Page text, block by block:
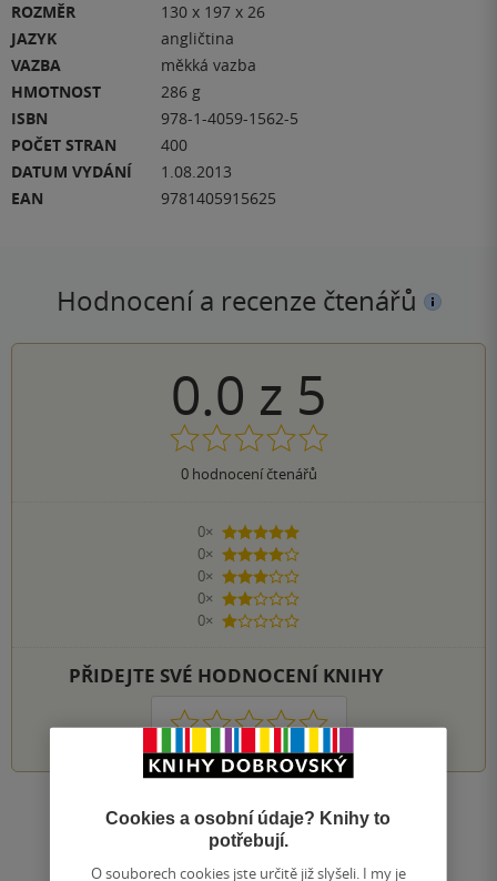
ROZMĚR
130 x 197 x 26
JAZYK
angličtina
VAZBA
měkká vazba
HMOTNOST
286 g
ISBN
978-1-4059-1562-5
POČET STRAN
400
DATUM VYDÁNÍ
1.08.2013
EAN
9781405915625
Hodnocení a recenze čtenářů
0.0 z 5
0hodnocení čtenářů
0×
5 hvězdiček
0×
4 hvězdičky
0×
3 hvězdičky
0×
2 hvězdičky
0×
1 hvezdička
PŘIDEJTE SVÉ HODNOCENÍ KNIHY
1 2 3 4 5
Zobrazit všechna hodnocení
Cookies a osobní údaje? Knihy to
potřebují.
O souborech cookies jste určitě již slyšeli. I my je